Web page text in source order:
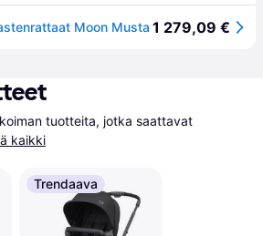
Moon Musta 1 279,09 €
tuotteita, jotka saattavat
kaikki
Trendaava